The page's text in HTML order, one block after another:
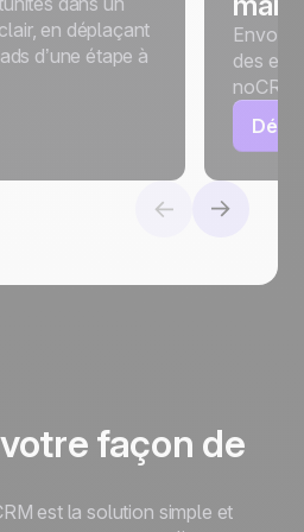
en déplaçant
d’une étape à
des e-
noCRM.
façon de
est la solution simple et